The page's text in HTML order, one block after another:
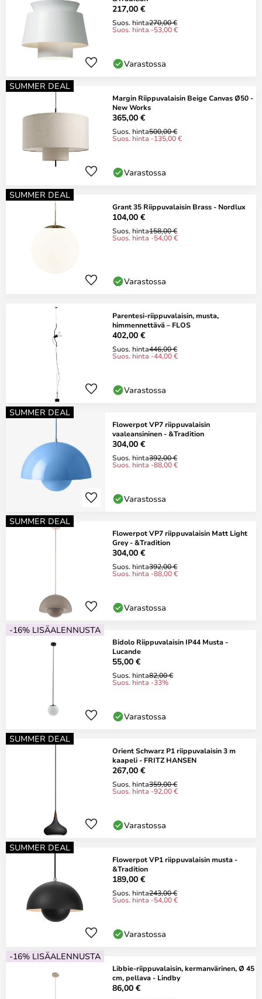
217,00 €
Suos. hinta270,00 €
Suos. hinta -53,00 €
Varastossa
SUMMER DEAL
Margin Riippuvalaisin Beige Canvas Ø50 -
New Works
365,00 €
Suos. hinta500,00 €
Suos. hinta -135,00 €
Varastossa
SUMMER DEAL
Grant 35 Riippuvalaisin Brass - Nordlux
104,00 €
Suos. hinta158,00 €
Suos. hinta -54,00 €
Varastossa
Parentesi-riippuvalaisin, musta,
himmennettävä – FLOS
402,00 €
Suos. hinta446,00 €
Suos. hinta -44,00 €
Varastossa
SUMMER DEAL
Flowerpot VP7 riippuvalaisin
vaaleansininen - &Tradition
304,00 €
Suos. hinta392,00 €
Suos. hinta -88,00 €
Varastossa
SUMMER DEAL
Flowerpot VP7 riippuvalaisin Matt Light
Grey - &Tradition
304,00 €
Suos. hinta392,00 €
Suos. hinta -88,00 €
Varastossa
-16% LISÄALENNUSTA
Bidolo Riippuvalaisin IP44 Musta -
Lucande
55,00 €
Suos. hinta82,00 €
Suos. hinta -33%
Varastossa
SUMMER DEAL
Orient Schwarz P1 riippuvalaisin 3 m
kaapeli - FRITZ HANSEN
267,00 €
Suos. hinta359,00 €
Suos. hinta -92,00 €
Varastossa
SUMMER DEAL
Flowerpot VP1 riippuvalaisin musta -
&Tradition
189,00 €
Suos. hinta243,00 €
Suos. hinta -54,00 €
Varastossa
-16% LISÄALENNUSTA
Libbie-riippuvalaisin, kermanvärinen, Ø 45
cm, pellava - Lindby
86,00 €